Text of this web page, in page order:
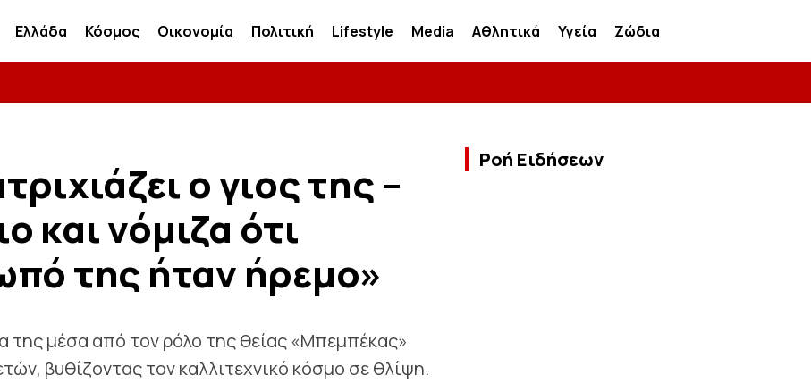
Ελλάδα Κόσμος Οικονομία Πολιτική Lifestyle Media Αθλητικά Υγεία Ζώδια
ο γιος της –
και νόμιζα ότι
της ήταν ήρεμο»
της μέσα από τον ρόλο της θείας «Μπεμπέκας»
βυθίζοντας τον καλλιτεχνικό κόσμο σε θλίψη.
Ροή Ειδήσεων